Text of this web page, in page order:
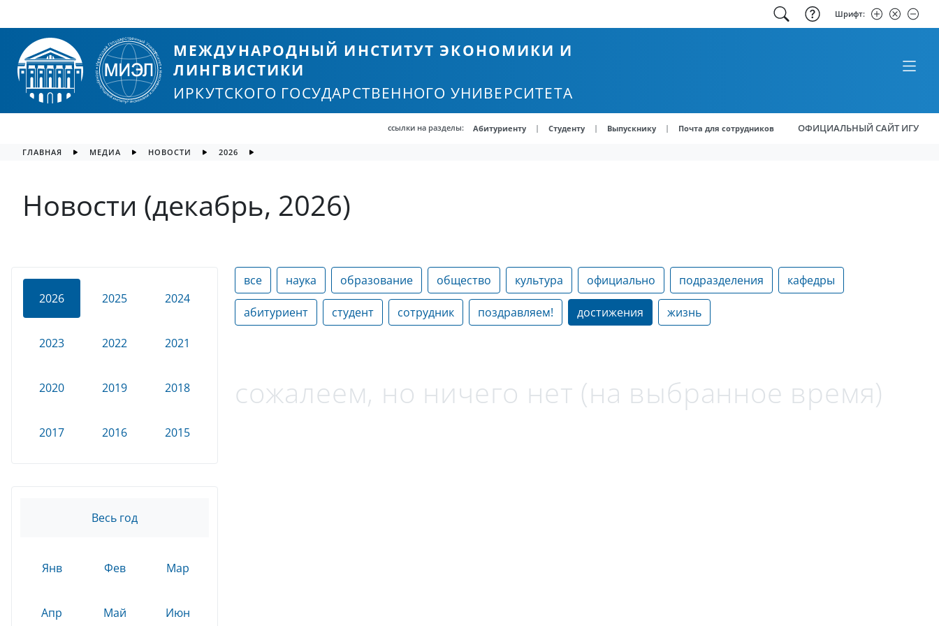
Шрифт:
МЕЖДУНАРОДНЫЙ ИНСТИТУТ ЭКОНОМИКИ И
ЛИНГВИСТИКИ
ИРКУТСКОГО ГОСУДАРСТВЕННОГО УНИВЕРСИТЕТА
ссылки на разделы: Абитуриенту | Студенту | Выпускнику | Почта для сотрудников ОФИЦИАЛЬНЫЙ САЙТ ИГУ
ГЛАВНАЯ МЕДИА НОВОСТИ 2026
Новости (декабрь, 2026)
2026 2025 2024
2023 2022 2021
2020 2019 2018
2017 2016 2015
Весь год
Янв Фев Мар
Апр Май Июн
все наука образование общество культура официально подразделения кафедры
абитуриент студент сотрудник поздравляем! достижения жизнь
сожалеем, но ничего нет (на выбранное время)